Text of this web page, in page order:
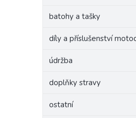
batohy a tašky
díly a příslušenství
údržba
doplňky stravy
ostatní